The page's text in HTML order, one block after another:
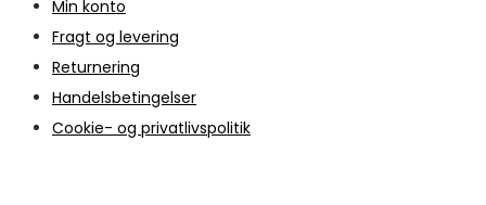
Min konto
Fragt og levering
Returnering
Handelsbetingelser
Cookie- og privatlivspolitik